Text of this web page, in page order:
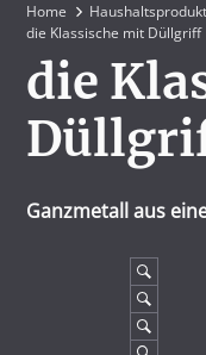
Home
die Klassische mit Düllgriff
die
Ganzmetall aus